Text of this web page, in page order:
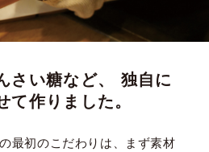
さい糖など、 独自に
て作りました。
最初のこだわりは、まず素材